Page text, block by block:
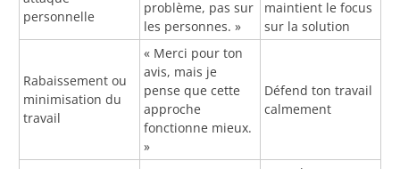
personnelle
problème, pas sur
les personnes. »
maintient le focus
sur la solution
Rabaissement ou
minimisation du
travail
« Merci pour ton
avis, mais je
pense que cette
approche
fonctionne mieux.
»
Défend ton travail
calmement